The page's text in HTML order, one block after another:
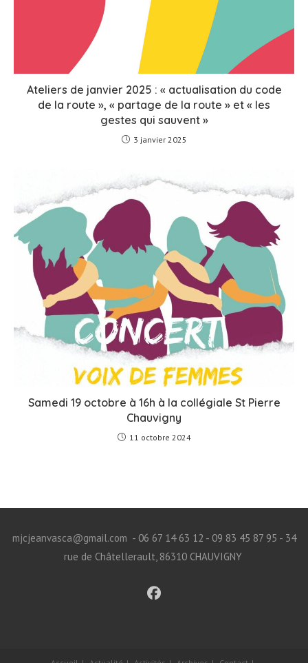
Ateliers de janvier 2025 : « actualisation du code
de la route », « partage de la route » et « les
gestes qui sauvent »
3 janvier 2025
Samedi 19 octobre à 16h à la collégiale St Pierre
Chauvigny
11 octobre 2024
mjcjeanvasca@gmail.com - 06 67 14 63 12 - 09 83 45 87 95 - 34
rue de Châtellerault, 86310 CHAUVIGNY